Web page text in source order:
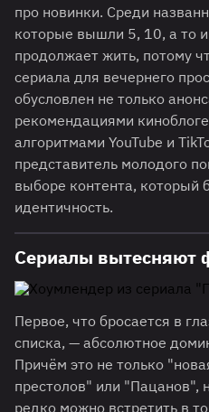
про новинки. Среди
которые вышли 5, 10, а то
продолжает жить, потому
сериала для вечернего
обусловлен не только
рекомендациями
алгоритмами YouTube и
представитель молодого
выборе контента, который
идентичность.
Сериалы вытесняют
Первое, что бросается в
списка, — абсолютное
Причём это не только
престолов" или "Пацанов",
редко можно встретить в